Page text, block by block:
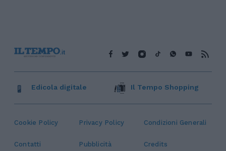
Cookie Policy Privacy Policy Condizioni Generali
Contatti Pubblicità Credits
Edicola digitale Il Tempo Shopping